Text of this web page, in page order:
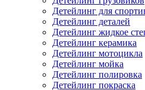
Детейлинг для
Детейлинг деталей
Детейлинг жидкое
Детейлинг керамика
Детейлинг мотоцикла
Детейлинг мойка
Детейлинг полировка
Детейлинг покраска